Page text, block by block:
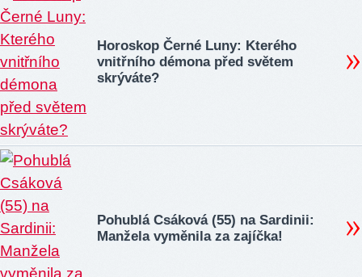
Horoskop Černé Luny: Kterého
vnitřního démona před světem
skrýváte?
Pohublá Csáková (55) na Sardinii:
Manžela vyměnila za zajíčka!